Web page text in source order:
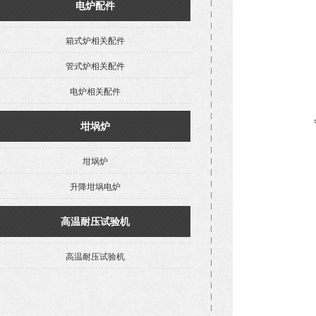
电炉配件
箱式炉相关配件
管式炉相关配件
电炉相关配件
坩埚炉
坩埚炉
升降坩埚电炉
高温耐压试验机
高温耐压试验机